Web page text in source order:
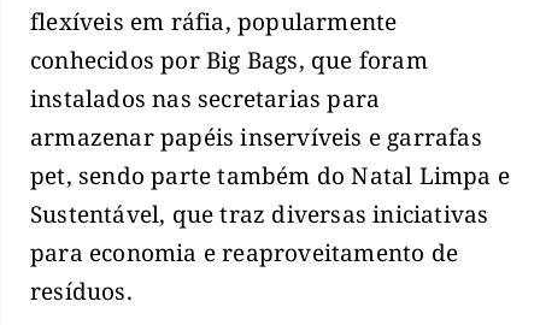
flexíveis em ráfia, popularmente
conhecidos por Big Bags, que foram
instalados nas secretarias para
armazenar papéis inservíveis e garrafas
pet, sendo parte também do Natal Limpa e
Sustentável, que traz diversas iniciativas
para economia e reaproveitamento de
resíduos.